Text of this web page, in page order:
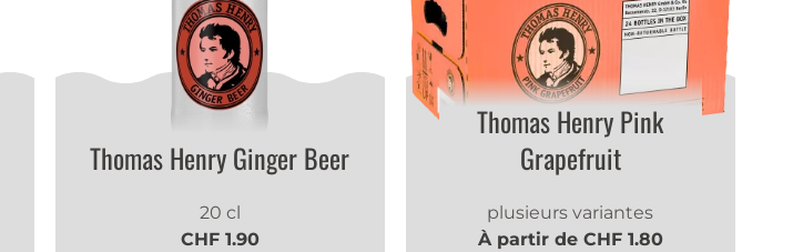
Thomas Henry Ginger Beer
20 cl
CHF 1.90
Thomas Henry Pink
Grapefruit
plusieurs variantes
À partir de CHF 1.80